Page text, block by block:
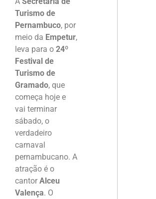
Turismo de
Pernambuco, por
meio da Empetur,
leva para o 24º
Festival de
Turismo de
Gramado, que
começa hoje e
vai terminar
sábado, o
verdadeiro
carnaval
pernambucano. A
atração é o
cantor Alceu
Valença. O